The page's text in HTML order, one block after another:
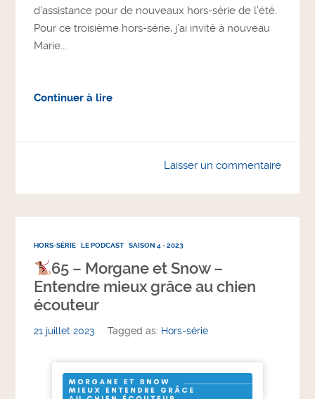
d’assistance pour de nouveaux hors-série de l’été.
Pour ce troisième hors-série, j’ai invité à nouveau
Marie...
Continuer à lire
Laisser un commentaire
HORS-SÉRIE LE PODCAST SAISON 4 - 2023
65 – Morgane et Snow –
Entendre mieux grâce au chien
écouteur
21 juillet 2023 Tagged as: Hors-série